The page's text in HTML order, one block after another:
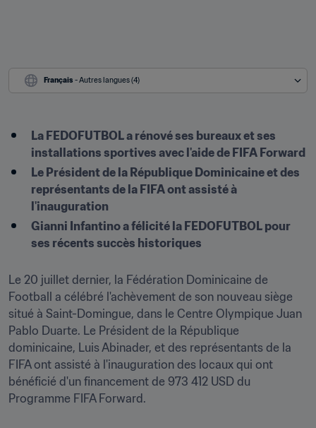
Français - Autres langues (4)
La FEDOFUTBOL a rénové ses bureaux et ses
installations sportives avec l'aide de FIFA Forward
Le Président de la République Dominicaine et des
représentants de la FIFA ont assisté à
l'inauguration
Gianni Infantino a félicité la FEDOFUTBOL pour
ses récents succès historiques
Le 20 juillet dernier, la Fédération Dominicaine de
Football a célébré l'achèvement de son nouveau siège
situé à Saint-Domingue, dans le Centre Olympique Juan
Pablo Duarte. Le Président de la République
dominicaine, Luis Abinader, et des représentants de la
FIFA ont assisté à l'inauguration des locaux qui ont
bénéficié d'un financement de 973 412 USD du
Programme FIFA Forward.